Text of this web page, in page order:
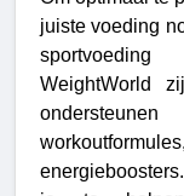
juiste voeding
WeightWorld